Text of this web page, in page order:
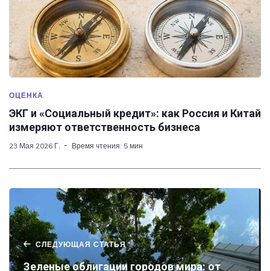
ОЦЕНКА
ЭКГ и «Социальный кредит»: как Россия и Китай
измеряют ответственность бизнеса
23 Мая 2026 Г. Время чтения: 5 мин
СЛЕДУЮЩАЯ СТАТЬЯ
Зеленые облигации городов мира: от